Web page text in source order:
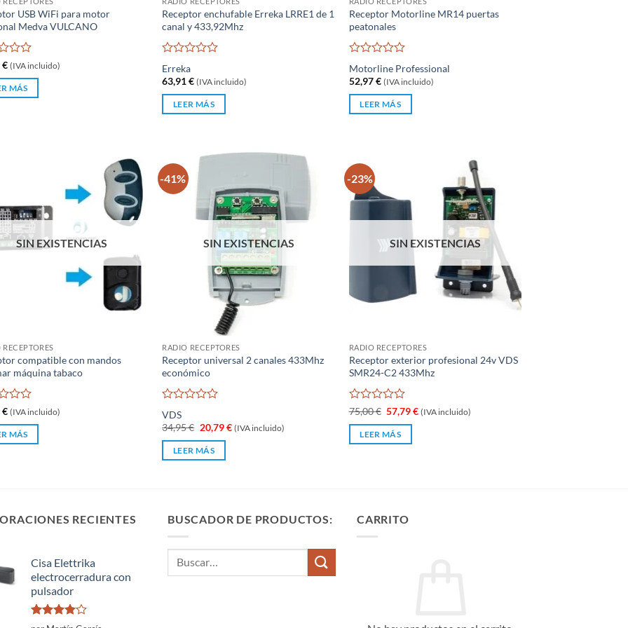
USB WiFi para motor
Medva VULCANO
€ (IVA incluido)
MÁS
Receptor enchufable Erreka LRRE1 de 1
canal y 433,92Mhz
Valorado
con
0
de
Erreka
63,91€ (IVA incluido)
LEER MÁS
Receptor Motorline MR14 puertas
peatonales
Valorado
con
0
de
Motorline Professional
52,97€ (IVA incluido)
LEER MÁS
SIN EXISTENCIAS
RECEPTORES
compatible con mandos
máquina tabaco
€ (IVA incluido)
MÁS
-41%
SIN EXISTENCIAS
RADIO RECEPTORES
Receptor universal 2 canales 433Mhz
económico
Valorado
con
0
de
VDS
34,95€ El
precio
original
era:
20,79€El
precio
(IVA incluido)
LEER MÁS
-23%
SIN EXISTENCIAS
RADIO RECEPTORES
Receptor exterior profesional 24v VDS
SMR24-C2 433Mhz
Valorado
de
75,00€ El
precio
original
era:
57,79€El
precio
(IVA incluido)
LEER MÁS
RECIENTES
Cisa Elettrika
electrocerradura con
pulsador
Valorado
BUSCADOR DE PRODUCTOS:
Buscar
CARRITO